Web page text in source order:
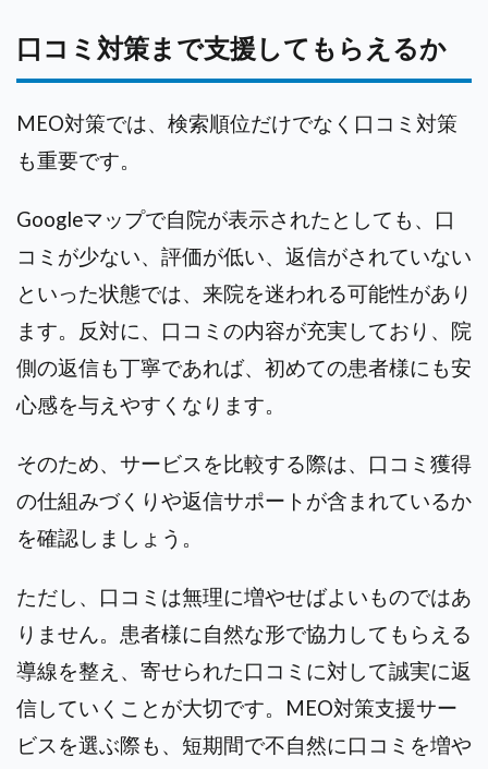
口コミ対策まで支援してもらえるか
MEO対策では、検索順位だけでなく口コミ対策
も重要です。
Googleマップで自院が表示されたとしても、口
コミが少ない、評価が低い、返信がされていない
といった状態では、来院を迷われる可能性があり
ます。反対に、口コミの内容が充実しており、院
側の返信も丁寧であれば、初めての患者様にも安
心感を与えやすくなります。
そのため、サービスを比較する際は、口コミ獲得
の仕組みづくりや返信サポートが含まれているか
を確認しましょう。
ただし、口コミは無理に増やせばよいものではあ
りません。患者様に自然な形で協力してもらえる
導線を整え、寄せられた口コミに対して誠実に返
信していくことが大切です。MEO対策支援サー
ビスを選ぶ際も、短期間で不自然に口コミを増や